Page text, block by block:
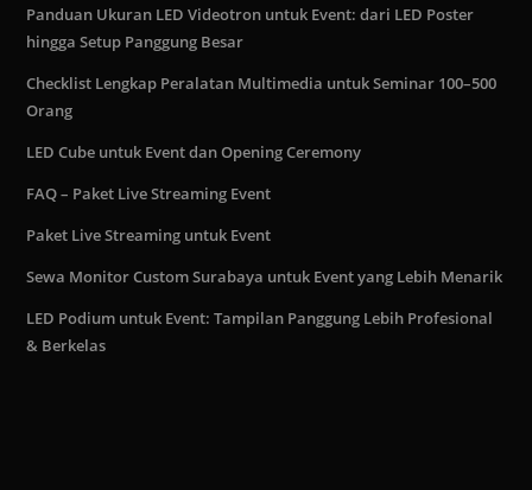
Panduan Ukuran LED Videotron untuk Event: dari LED Poster
hingga Setup Panggung Besar
Checklist Lengkap Peralatan Multimedia untuk Seminar 100–500
Orang
LED Cube untuk Event dan Opening Ceremony
FAQ – Paket Live Streaming Event
Paket Live Streaming untuk Event
Sewa Monitor Custom Surabaya untuk Event yang Lebih Menarik
LED Podium untuk Event: Tampilan Panggung Lebih Profesional
& Berkelas